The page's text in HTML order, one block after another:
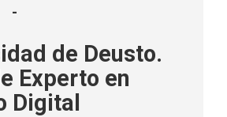
-
de Deusto.
Experto en
Digital